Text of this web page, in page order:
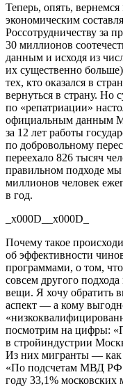
Теперь, опять,
экономическим
Россотрудничеству за
30 миллионов
данным и исходя из
их существенно
тех, кто оказался в
вернуться в страну.
по «репатриации»
официальным данным
за 12 лет работы
по добровольному
переехало 826 тысяч
правильном подходе мы
миллионов человек
в год.
_x000D__x000D_
Почему такое
об эффективности
программами, о том,
совсем другого
вещи. Я хочу обратить
аспект — а кому
посмотрим на цифры:
в стройиндустрии
Из них мигранты —
«По подсчетам МВД РФ
году 33,1% московских